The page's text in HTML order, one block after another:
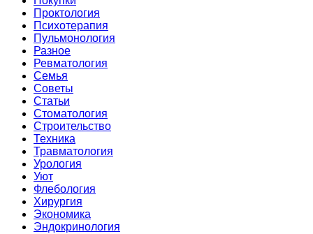
Проктология
Психотерапия
Пульмонология
Разное
Ревматология
Семья
Советы
Статьи
Стоматология
Строительство
Техника
Травматология
Урология
Уют
Флебология
Хирургия
Экономика
Эндокринология